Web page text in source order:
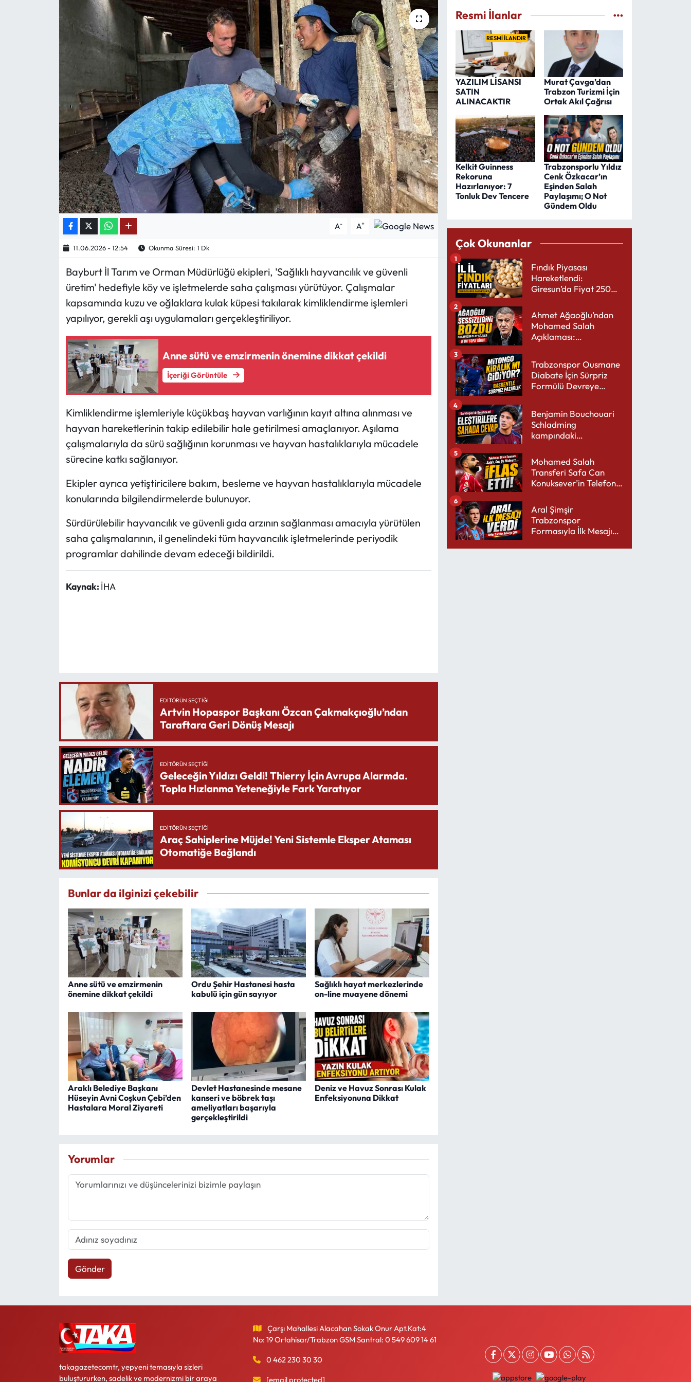
A- A+
11.06.2026 - 12:54 Okunma Süresi: 1 Dk
Bayburt İl Tarım ve Orman Müdürlüğü ekipleri, 'Sağlıklı hayvancılık ve güvenli
üretim' hedefiyle köy ve işletmelerde saha çalışması yürütüyor. Çalışmalar
kapsamında kuzu ve oğlaklara kulak küpesi takılarak kimliklendirme işlemleri
yapılıyor, gerekli aşı uygulamaları gerçekleştiriliyor.
Anne sütü ve emzirmenin önemine dikkat çekildi
İçeriği Görüntüle
Kimliklendirme işlemleriyle küçükbaş hayvan varlığının kayıt altına alınması ve
hayvan hareketlerinin takip edilebilir hale getirilmesi amaçlanıyor. Aşılama
çalışmalarıyla da sürü sağlığının korunması ve hayvan hastalıklarıyla mücadele
sürecine katkı sağlanıyor.
Ekipler ayrıca yetiştiricilere bakım, besleme ve hayvan hastalıklarıyla mücadele
konularında bilgilendirmelerde bulunuyor.
Sürdürülebilir hayvancılık ve güvenli gıda arzının sağlanması amacıyla yürütülen
saha çalışmalarının, il genelindeki tüm hayvancılık işletmelerinde periyodik
programlar dahilinde devam edeceği bildirildi.
Kaynak: İHA
EDITÖRÜN SEÇTIĞI
Artvin Hopaspor Başkanı Özcan Çakmakçıoğlu’ndan
Taraftara Geri Dönüş Mesajı
EDITÖRÜN SEÇTIĞI
Geleceğin Yıldızı Geldi! Thierry İçin Avrupa Alarmda.
Topla Hızlanma Yeteneğiyle Fark Yaratıyor
EDITÖRÜN SEÇTIĞI
Araç Sahiplerine Müjde! Yeni Sistemle Eksper Ataması
Otomatiğe Bağlandı
Bunlar da ilginizi çekebilir
Anne sütü ve emzirmenin
önemine dikkat çekildi
Ordu Şehir Hastanesi hasta
kabulü için gün sayıyor
Sağlıklı hayat merkezlerinde
on-line muayene dönemi
Araklı Belediye Başkanı
Hüseyin Avni Coşkun Çebi’den
Hastalara Moral Ziyareti
Devlet Hastanesinde mesane
kanseri ve böbrek taşı
ameliyatları başarıyla
gerçekleştirildi
Deniz ve Havuz Sonrası Kulak
Enfeksiyonuna Dikkat
Yorumlar
Gönder
Resmi İlanlar
RESMİ İLANDIR
YAZILIM LİSANSI
SATIN
ALINACAKTIR
Murat Çavga’dan
Trabzon Turizmi İçin
Ortak Akıl Çağrısı
Kelkit Guinness
Rekoruna
Hazırlanıyor: 7
Tonluk Dev Tencere
Trabzonsporlu Yıldız
Cenk Özkacar’ın
Eşinden Salah
Paylaşımı; O Not
Gündem Oldu
Çok Okunanlar
Fındık Piyasası
Hareketlendi:
Giresun’da Fiyat 250
1
Ahmet Ağaoğlu’ndan
Mohamed Salah
Açıklaması:
Yakışır
2
Trabzonspor Ousmane
Diabate İçin Sürpriz
Formülü Devreye
3
Benjamin Bouchouari
Schladming
kampındaki
4
Mohamed Salah
Transferi Safa Can
Konuksever’in Telefon
5
Aral Şimşir
Trabzonspor
Formasıyla İlk Mesajını
6
takagazetecomtr, yepyeni temasıyla sizleri
buluştururken, sadelik ve modernizmi bir araya
Çarşı Mahallesi Alacahan Sokak Onur Apt.Kat:4
No: 19 Ortahisar/Trabzon GSM Santral: 0 549 609 14 61
0 462 230 30 30
[email protected]
Mektup Galeri
Röportaj
Köşe Yazıları
Karikatür Galeri
ASTROLOJİ
Spor Yazıları
Mektup Galeri
Ekonomi